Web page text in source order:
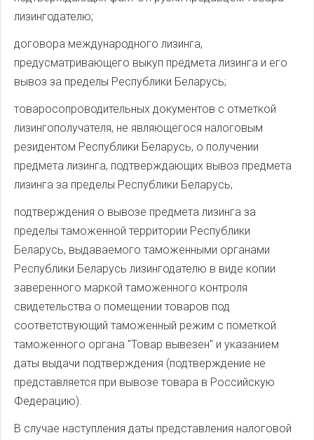
лизингодателю;
договора международного лизинга,
предусматривающего выкуп предмета лизинга и его
вывоз за пределы Республики Беларусь;
товаросопроводительных документов с отметкой
лизингополучателя, не являющегося налоговым
резидентом Республики Беларусь, о получении
предмета лизинга, подтверждающих вывоз предмета
лизинга за пределы Республики Беларусь;
подтверждения о вывозе предмета лизинга за
пределы таможенной территории Республики
Беларусь, выдаваемого таможенными органами
Республики Беларусь лизингодателю в виде копии
заверенного маркой таможенного контроля
свидетельства о помещении товаров под
соответствующий таможенный режим с пометкой
таможенного органа "Товар вывезен" и указанием
даты выдачи подтверждения (подтверждение не
представляется при вывозе товара в Российскую
Федерацию).
В случае наступления даты представления налоговой